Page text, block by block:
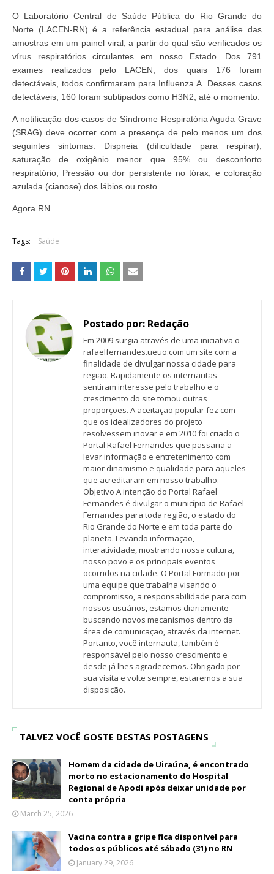
O Laboratório Central de Saúde Pública do Rio Grande do
Norte (LACEN-RN) é a referência estadual para análise das
amostras em um painel viral, a partir do qual são verificados os
vírus respiratórios circulantes em nosso Estado. Dos 791
exames realizados pelo LACEN, dos quais 176 foram
detectáveis, todos confirmaram para Influenza A. Desses casos
detectáveis, 160 foram subtipados como H3N2, até o momento.
A notificação dos casos de Síndrome Respiratória Aguda Grave
(SRAG) deve ocorrer com a presença de pelo menos um dos
seguintes sintomas: Dispneia (dificuldade para respirar),
saturação de oxigênio menor que 95% ou desconforto
respiratório; Pressão ou dor persistente no tórax; e coloração
azulada (cianose) dos lábios ou rosto.
Agora RN
Tags: Saúde
Postado por: Redação
Em 2009 surgia através de uma iniciativa o
rafaelfernandes.ueuo.com um site com a
finalidade de divulgar nossa cidade para
região. Rapidamente os internautas
sentiram interesse pelo trabalho e o
crescimento do site tomou outras
proporções. A aceitação popular fez com
que os idealizadores do projeto
resolvessem inovar e em 2010 foi criado o
Portal Rafael Fernandes que passaria a
levar informação e entretenimento com
maior dinamismo e qualidade para aqueles
que acreditaram em nosso trabalho.
Objetivo A intenção do Portal Rafael
Fernandes é divulgar o município de Rafael
Fernandes para toda região, o estado do
Rio Grande do Norte e em toda parte do
planeta. Levando informação,
interatividade, mostrando nossa cultura,
nosso povo e os principais eventos
ocorridos na cidade. O Portal Formado por
uma equipe que trabalha visando o
compromisso, a responsabilidade para com
nossos usuários, estamos diariamente
buscando novos mecanismos dentro da
área de comunicação, através da internet.
Portanto, você internauta, também é
responsável pelo nosso crescimento e
desde já lhes agradecemos. Obrigado por
sua visita e volte sempre, estaremos a sua
disposição.
TALVEZ VOCÊ GOSTE DESTAS POSTAGENS
Homem da cidade de Uiraúna, é encontrado
morto no estacionamento do Hospital
Regional de Apodi após deixar unidade por
conta própria
March 25, 2026
Vacina contra a gripe fica disponível para
todos os públicos até sábado (31) no RN
January 29, 2026